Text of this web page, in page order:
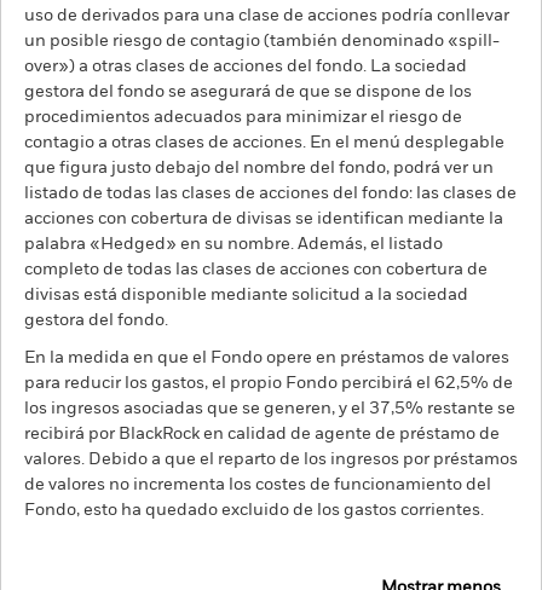
uso de derivados para una clase de acciones podría conllevar
un posible riesgo de contagio (también denominado «spill-
over») a otras clases de acciones del fondo. La sociedad
gestora del fondo se asegurará de que se dispone de los
procedimientos adecuados para minimizar el riesgo de
contagio a otras clases de acciones. En el menú desplegable
que figura justo debajo del nombre del fondo, podrá ver un
listado de todas las clases de acciones del fondo: las clases de
acciones con cobertura de divisas se identifican mediante la
palabra «Hedged» en su nombre. Además, el listado
completo de todas las clases de acciones con cobertura de
divisas está disponible mediante solicitud a la sociedad
gestora del fondo.
En la medida en que el Fondo opere en préstamos de valores
para reducir los gastos, el propio Fondo percibirá el 62,5% de
los ingresos asociadas que se generen, y el 37,5% restante se
recibirá por BlackRock en calidad de agente de préstamo de
valores. Debido a que el reparto de los ingresos por préstamos
de valores no incrementa los costes de funcionamiento del
Fondo, esto ha quedado excluido de los gastos corrientes.